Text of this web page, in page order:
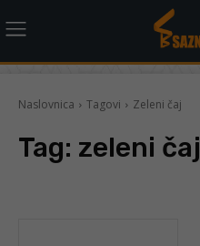
Naslovnica Tagovi Zeleni čaj
Tag: zeleni čaj